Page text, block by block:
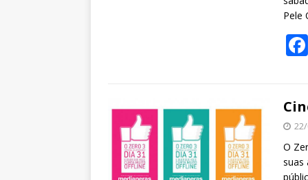
Pele
O
suas